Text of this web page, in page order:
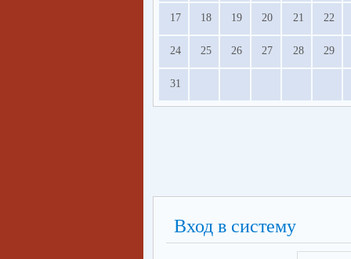
17 18 19 20 21 22
24 25 26 27 28 29
31
Вход в систему